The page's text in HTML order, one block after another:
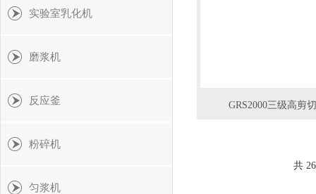
实验室乳化机
磨浆机
反应釜
粉碎机
匀浆机
GRS2000三级高剪
共